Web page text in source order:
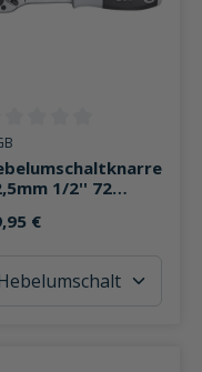
5 Sternen Bewertung
1/2'' 72
€